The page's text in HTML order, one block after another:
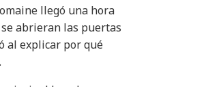
llegó una hora
abrieran las puertas
al explicar por qué